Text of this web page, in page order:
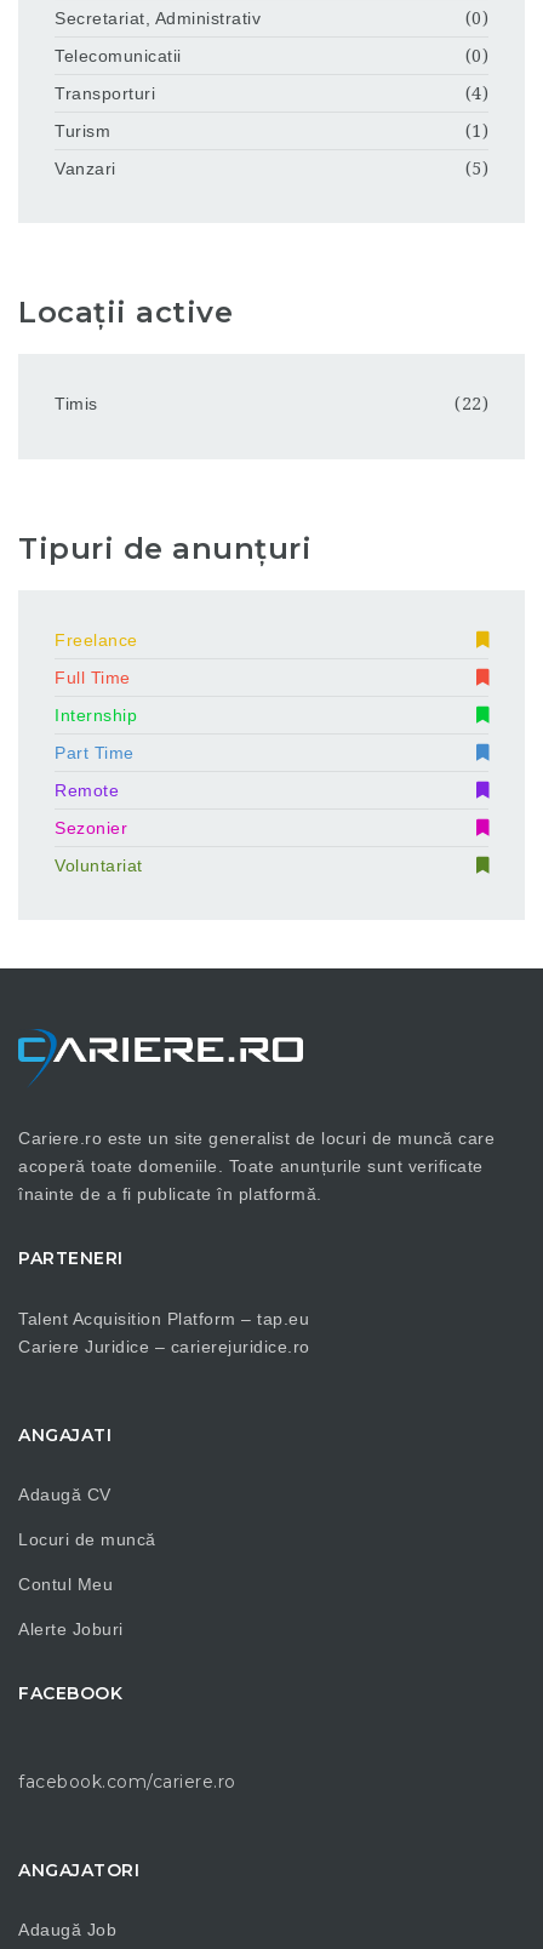
Secretariat, Administrativ
(0)
Telecomunicatii
(0)
Transporturi
(4)
Turism
(1)
Vanzari
(5)
Locații active
Timis (22)
Tipuri de anunțuri
Freelance
Full Time
Internship
Part Time
Remote
Sezonier
Voluntariat
Cariere.ro este un site generalist de locuri de muncă care
acoperă toate domeniile. Toate anunțurile sunt verificate
înainte de a fi publicate în platformă.
PARTENERI
Talent Acquisition Platform – tap.eu
Cariere Juridice – carierejuridice.ro
ANGAJATI
Adaugă CV
Locuri de muncă
Contul Meu
Alerte Joburi
FACEBOOK
facebook.com/cariere.ro
ANGAJATORI
Adaugă Job